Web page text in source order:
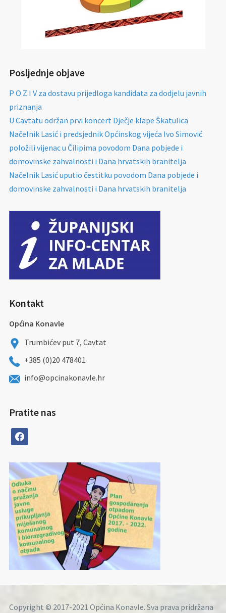
Posljednje objave
P O Z I V za dostavu prijedloga kandidata za dodjelu javnih
priznanja
U Cavtatu održan prvi koncert Dječje klape Škatulica
Načelnik Lasić i predsjednik Općinskog vijeća Ivo Simović
položili vijenac u Čilipima povodom Dana pobjede i
domovinske zahvalnosti i Dana hrvatskih branitelja
Načelnik Lasić uputio čestitku povodom Dana pobjede i
domovinske zahvalnosti i Dana hrvatskih branitelja
Kontakt
Općina Konavle
Trumbićev put 7, Cavtat
+385 (0)20 478401
info@opcinakonavle.hr
Pratite nas
facebook
Copyright © 2017-2021 Općina Konavle. Sva prava pridržana